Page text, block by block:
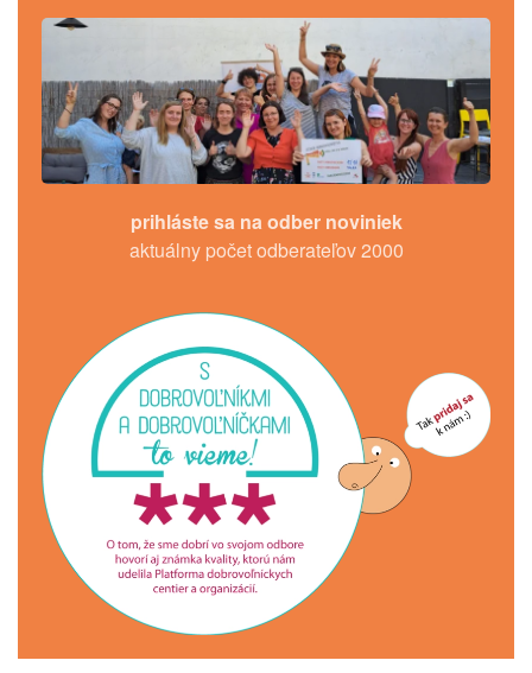
prihláste sa na odber noviniek
aktuálny počet odberateľov 2000